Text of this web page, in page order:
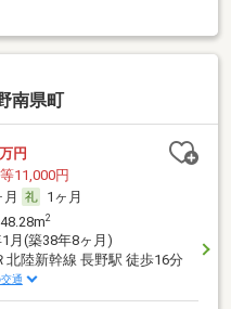
南県町
万円
11,000円
1ヶ月
2
月(築38年8ヶ月)
北陸新幹線 長野駅 徒歩16分
通